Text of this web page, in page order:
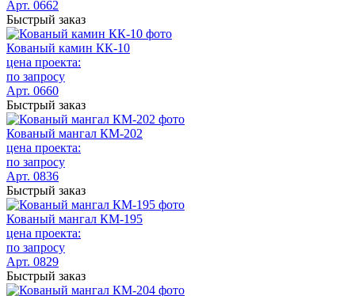
Арт. 0662
Быстрый заказ
Кованый камин КК-10
цена проекта:
по запросу
Арт. 0660
Быстрый заказ
Кованый мангал КМ-202
цена проекта:
по запросу
Арт. 0836
Быстрый заказ
Кованый мангал КМ-195
цена проекта:
по запросу
Арт. 0829
Быстрый заказ